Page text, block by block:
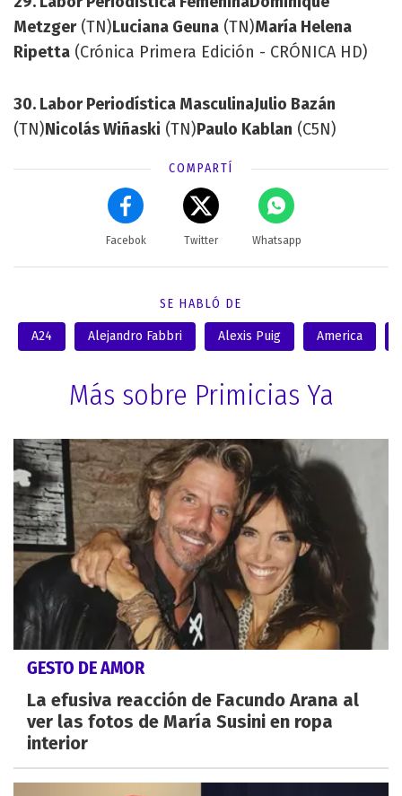
Metzger(TN)Luciana Geuna (TN)María Helena
Ripetta (Crónica Primera Edición - CRÓNICA HD)
30. Labor Periodística MasculinaJulio Bazán
(TN)Nicolás Wiñaski (TN)Paulo Kablan (C5N)
COMPARTÍ
Facebok Twitter Whatsapp
SE HABLÓ DE
A24 Alejandro Fabbri Alexis Puig America
Más sobre Primicias Ya
GESTO DE AMOR
La efusiva reacción de Facundo Arana al
ver las fotos de María Susini en ropa
interior